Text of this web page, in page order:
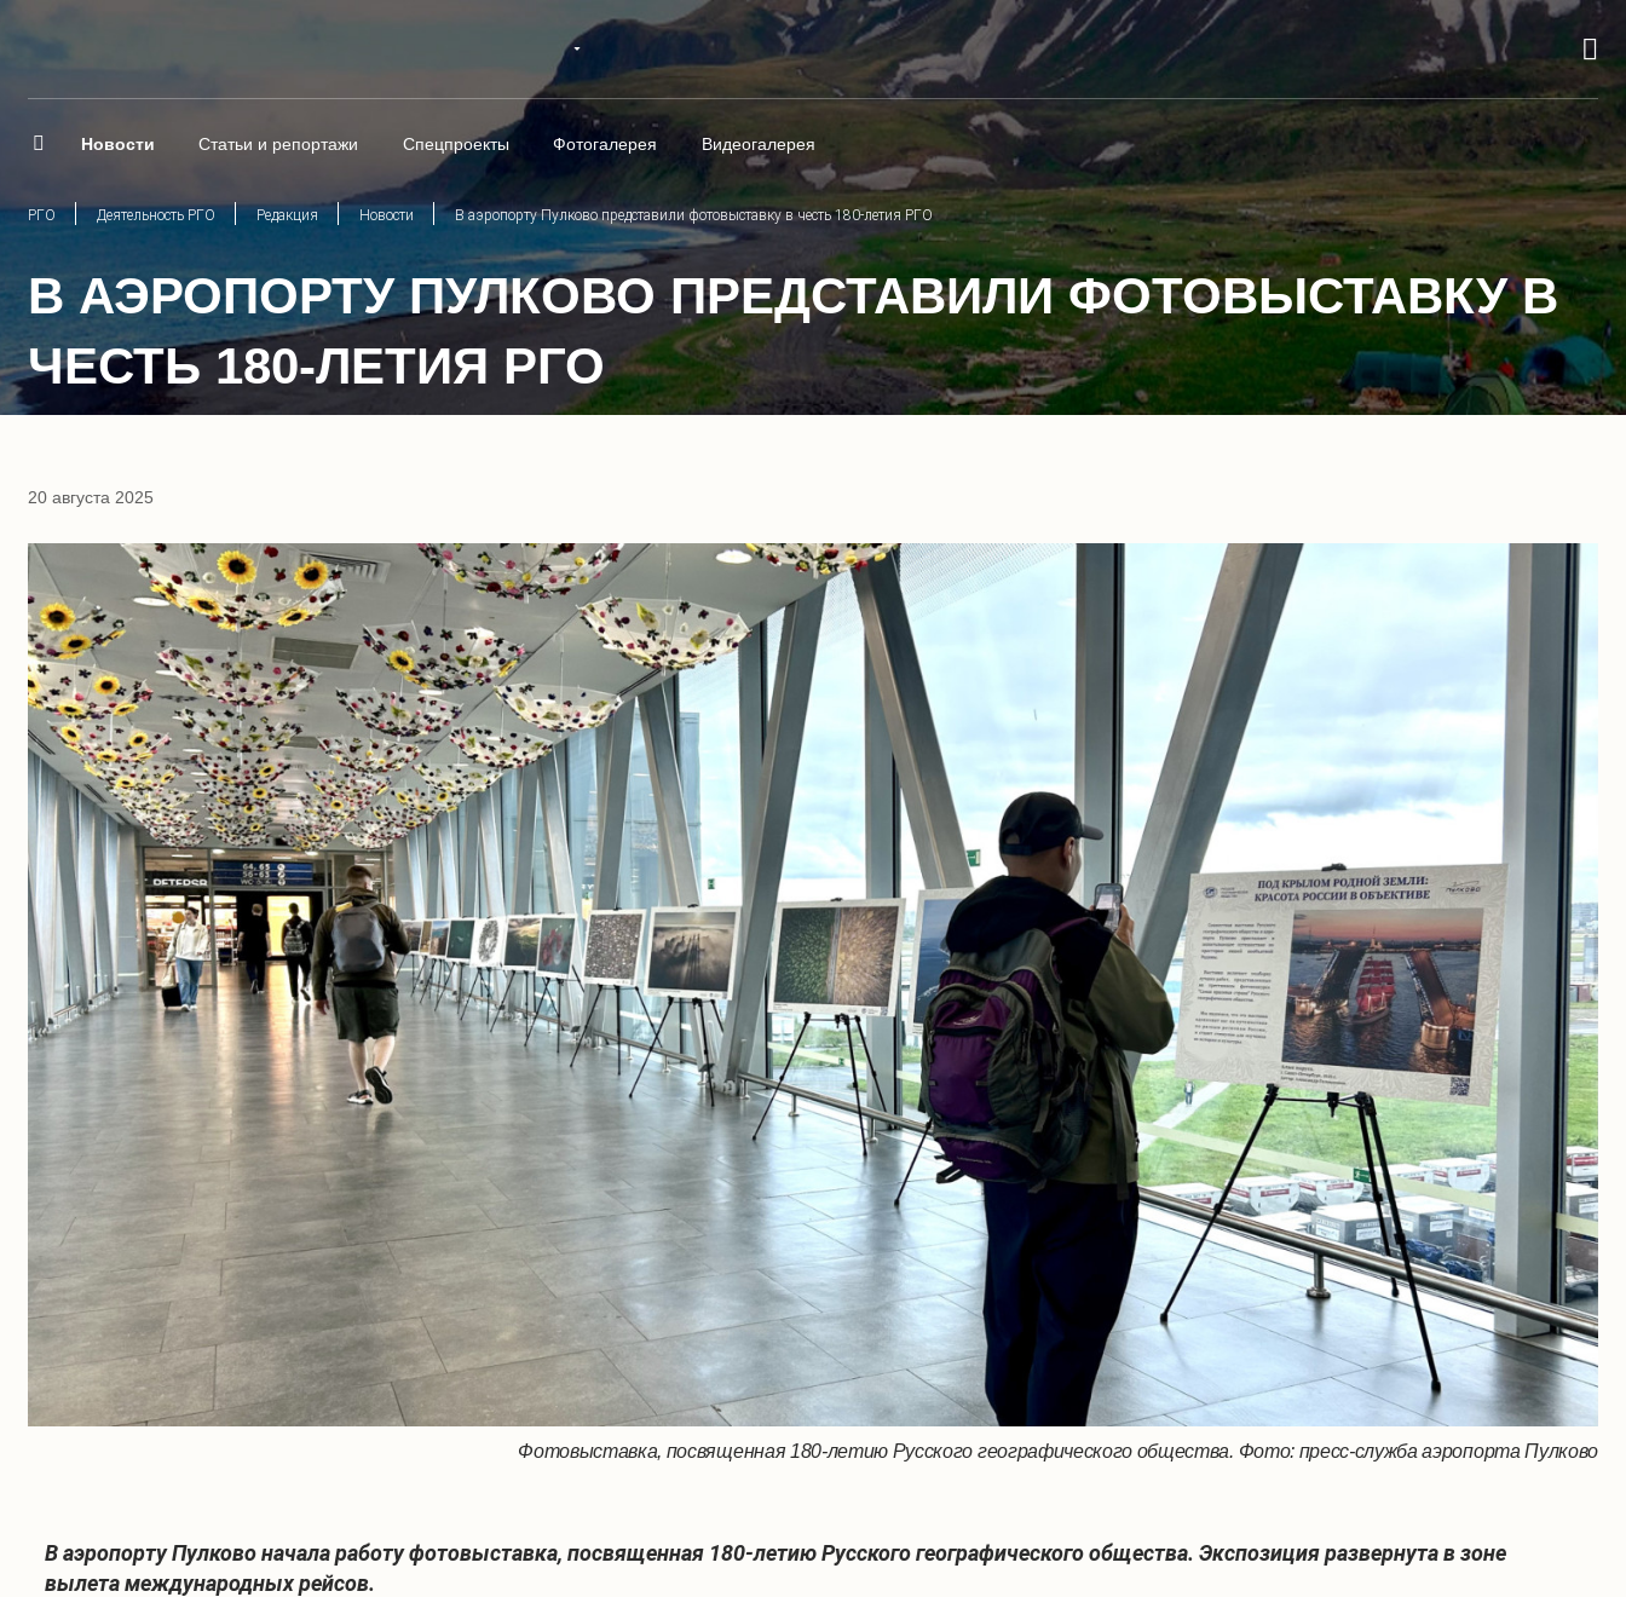
Новости Статьи и репортажи Спецпроекты Фотогалерея Видеогалерея
РГО Деятельность РГО Редакция Новости В аэропорту Пулково представили фотовыставку в честь 180-летия РГО
В АЭРОПОРТУ ПУЛКОВО ПРЕДСТАВИЛИ ФОТОВЫСТАВКУ В
ЧЕСТЬ 180-ЛЕТИЯ РГО
20 августа 2025
Фотовыставка, посвященная 180-летию Русского географического общества. Фото: пресс-служба аэропорта Пулково
В аэропорту Пулково начала работу фотовыставка, посвященная 180-летию Русского географического общества. Экспозиция развернута в зоне
вылета международных рейсов.